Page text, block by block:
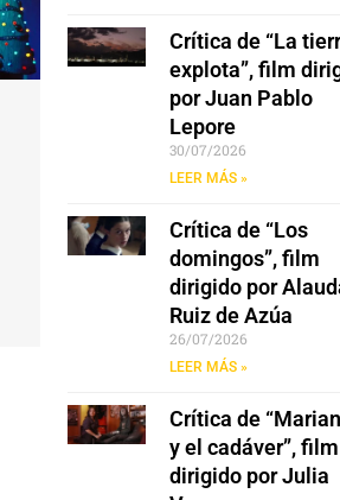
Crítica de “La
explota”, film
por Juan Pablo
Lepore
30/07/2026
LEER MÁS »
Crítica de “Los
domingos”, film
dirigido por
Ruiz de Azúa
26/07/2026
LEER MÁS »
Crítica de
y el cadáver”, film
dirigido por Julia